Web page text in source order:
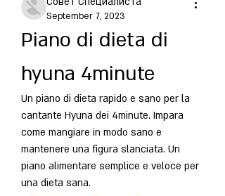
September 7, 2023
Piano di dieta di
hyuna 4minute
Un piano di dieta rapido e sano per la
cantante Hyuna dei 4minute. Impara
come mangiare in modo sano e
mantenere una figura slanciata. Un
piano alimentare semplice e veloce per
una dieta sana.